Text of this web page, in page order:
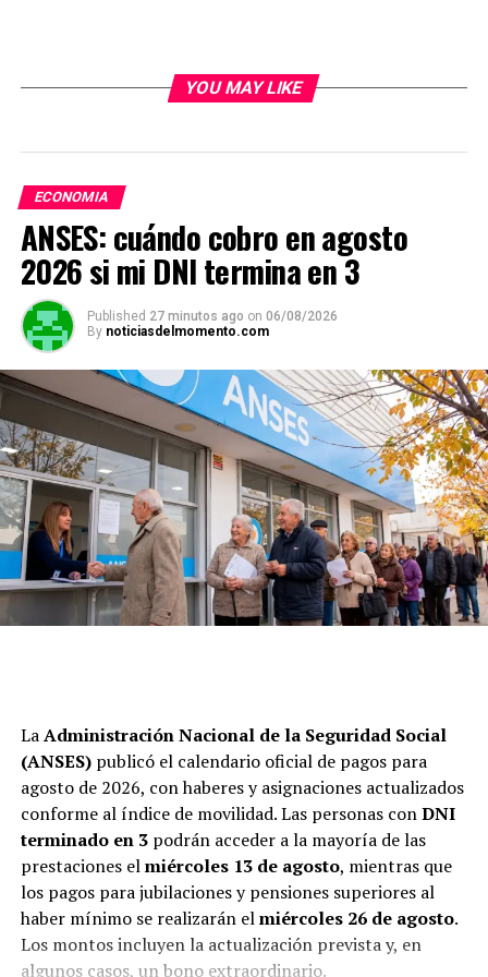
YOU MAY LIKE
ECONOMIA
ANSES: cuándo cobro en agosto
2026 si mi DNI termina en 3
Published 27 minutos ago on 06/08/2026
By noticiasdelmomento.com
LaAdministración Nacional de la Seguridad Social
(ANSES)publicó el calendario oficial de pagos para
agosto de 2026, con haberes y asignaciones actualizados
conforme al índice de movilidad. Las personas conDNI
terminado en 3podrán acceder a la mayoría de las
prestaciones elmiércoles 13 de agosto, mientras que
los pagos para jubilaciones y pensiones superiores al
haber mínimo se realizarán elmiércoles 26 de agosto.
Los montos incluyen la actualización prevista y, en
algunos casos, un bono extraordinario.